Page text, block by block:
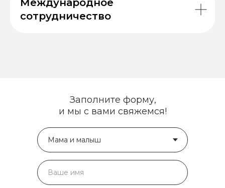
Международное
сотрудничество
Заполните форму,
и мы с вами свяжемся!